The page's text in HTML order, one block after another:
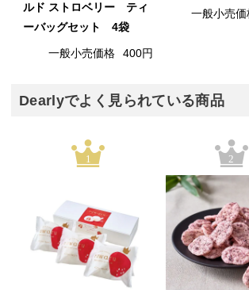
ルド ストロベリー ティ
ーバッグセット 4袋
一般小売価格 400円
一般小売価
Dearlyでよく見られている商品
1 2